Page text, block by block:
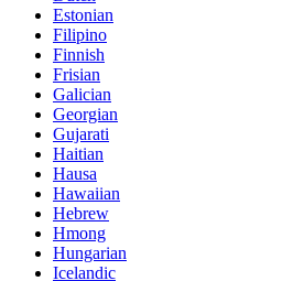
Estonian
Filipino
Finnish
Frisian
Galician
Georgian
Gujarati
Haitian
Hausa
Hawaiian
Hebrew
Hmong
Hungarian
Icelandic